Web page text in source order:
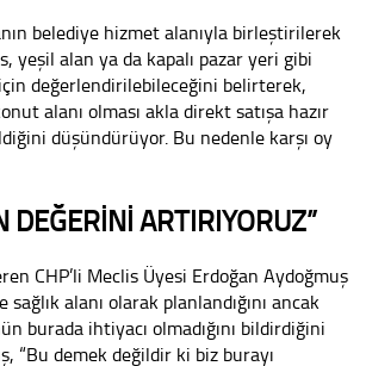
belediye hizmet alanıyla birleştirilerek
yeşil alan ya da kapalı pazar yeri gibi
değerlendirilebileceğini belirterek,
alanı olması akla direkt satışa hazır
düşündürüyor. Bu nedenle karşı oy
DEĞERİNİ ARTIRIYORUZ”
CHP’li Meclis Üyesi Erdoğan Aydoğmuş
sağlık alanı olarak planlandığını ancak
burada ihtiyacı olmadığını bildirdiğini
“Bu demek değildir ki biz burayı